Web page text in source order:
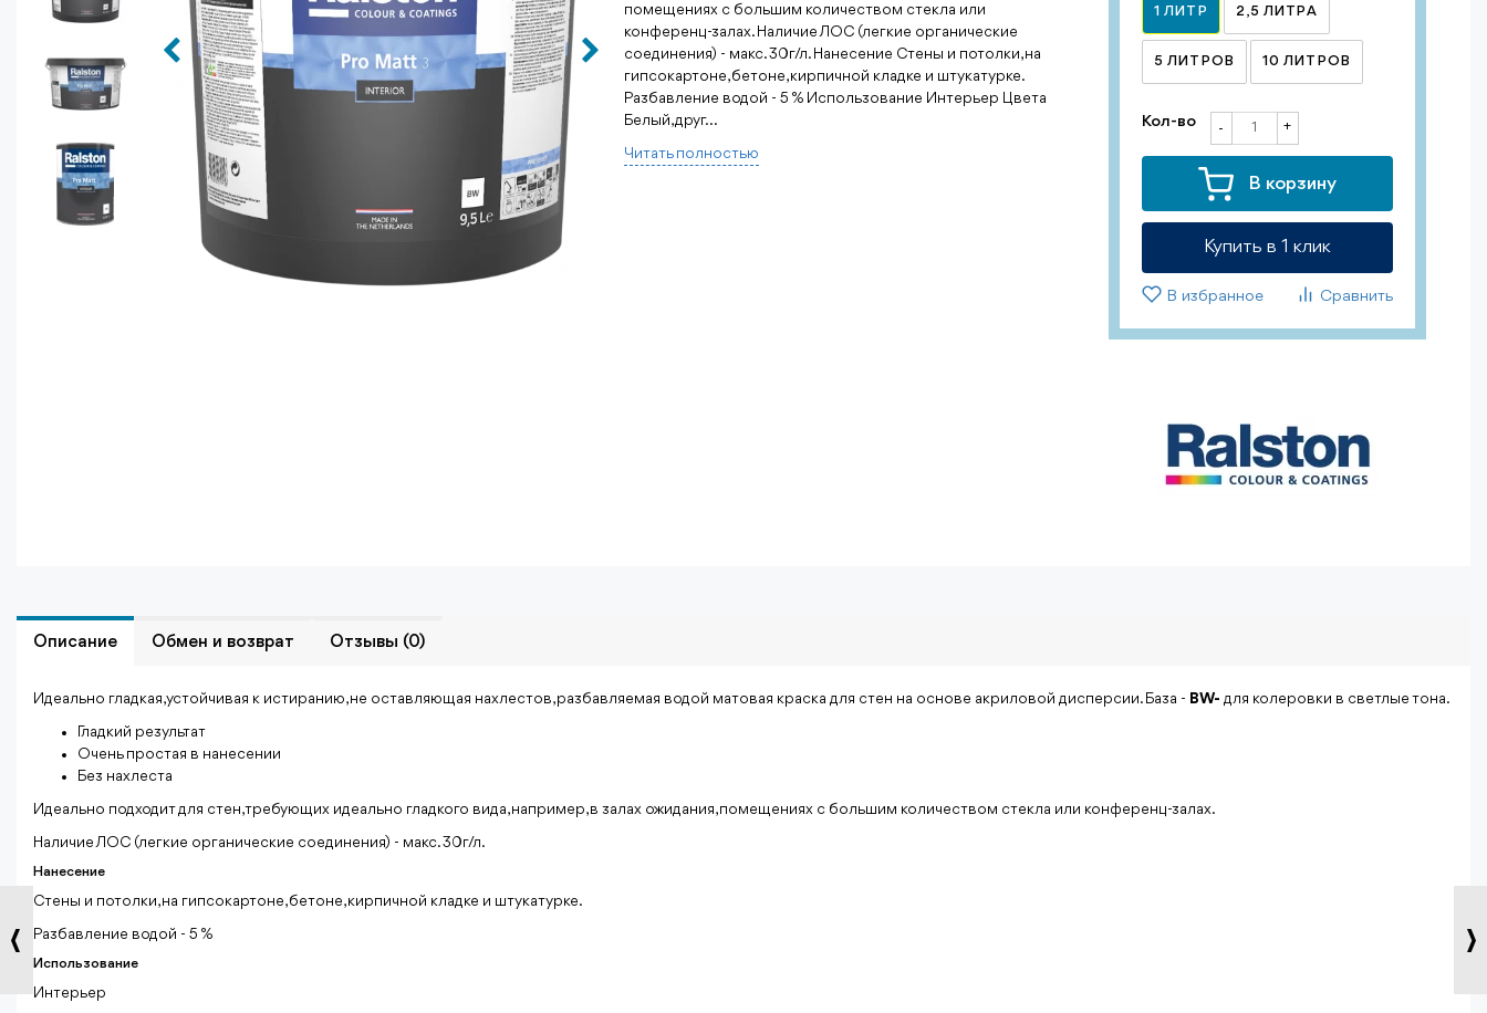
помещениях с большим количеством стекла или
конференц-залах. Наличие ЛОС (легкие органические
соединения) - макс. 30г/л. Нанесение Стены и потолки, на
гипсокартоне, бетоне, кирпичной кладке и штукатурке.
Разбавление водой - 5 % Использование Интерьер Цвета
Белый, друг...
Читать полностью
1 ЛИТР 2,5 ЛИТРА
5 ЛИТРОВ 10 ЛИТРОВ
Кол-во +
-
В корзину
Купить в 1 клик
Сравнить
В избранное
Описание Обмен и возврат Отзывы (0)
Идеально гладкая, устойчивая к истиранию, не оставляющая нахлестов, разбавляемая водой матовая краска для стен на основе акриловой дисперсии. База - BW- для колеровки в светлые тона.
Гладкий результат
Очень простая в нанесении
Без нахлеста
Идеально подходит для стен, требующих идеально гладкого вида, например, в залах ожидания, помещениях с большим количеством стекла или конференц-залах.
Наличие ЛОС (легкие органические соединения) - макс. 30г/л.
Нанесение
Стены и потолки, на гипсокартоне, бетоне, кирпичной кладке и штукатурке.
Разбавление водой - 5 %
Использование
Интерьер